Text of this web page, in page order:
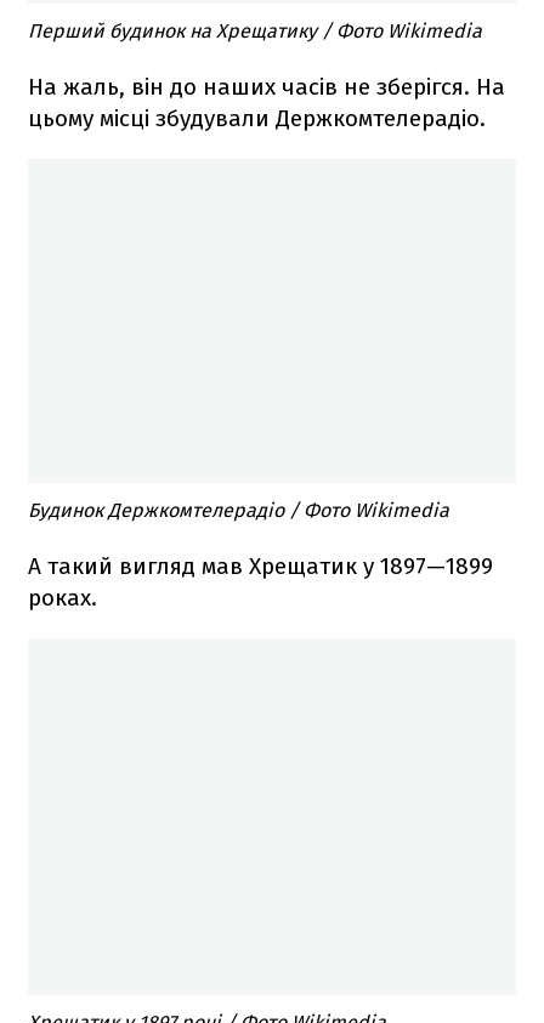
Перший будинок на Хрещатику / Фото Wikimedia
На жаль, він до наших часів не зберігся. На
цьому місці збудували Держкомтелерадіо.
Будинок Держкомтелерадіо / Фото Wikimedia
А такий вигляд мав Хрещатик у 1897—1899
роках.